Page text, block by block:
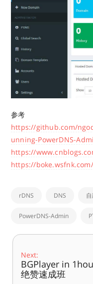
参考
https://github.com/
unning-PowerDNS-
https://
https://
rDNS DNS
PowerDNS-Admin
Next:
BGPlayer in
绝赞速成班